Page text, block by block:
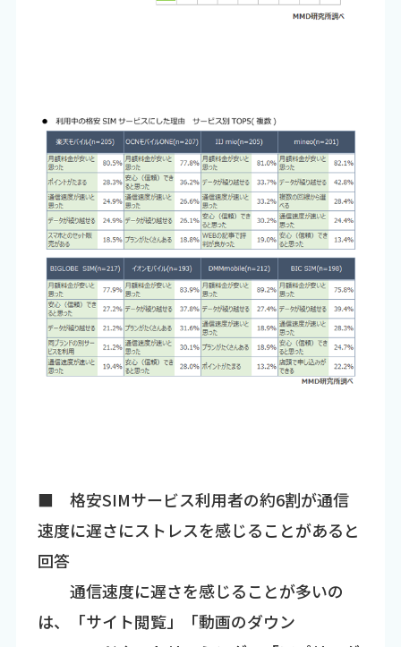
■ 格安SIMサービス利用者の約6割が通信
速度に遅さにストレスを感じることがあると
回答
通信速度に遅さを感じることが多いの
は、「サイト閲覧」「動画のダウン